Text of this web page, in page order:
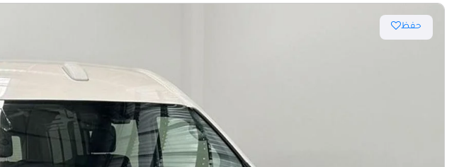
حفظ